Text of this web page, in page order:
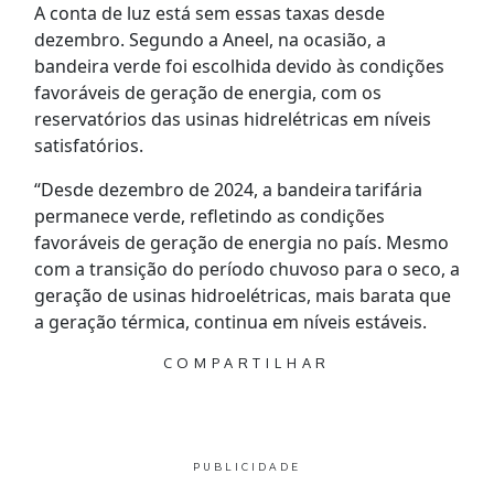
A conta de luz está sem essas taxas desde
dezembro. Segundo a Aneel, na ocasião, a
bandeira verde foi escolhida devido às condições
favoráveis de geração de energia, com os
reservatórios das usinas hidrelétricas em níveis
satisfatórios.
“Desde dezembro de 2024, a bandeira tarifária
permanece verde, refletindo as condições
favoráveis de geração de energia no país. Mesmo
com a transição do período chuvoso para o seco, a
geração de usinas hidroelétricas, mais barata que
a geração térmica, continua em níveis estáveis.
COMPARTILHAR
PUBLICIDADE